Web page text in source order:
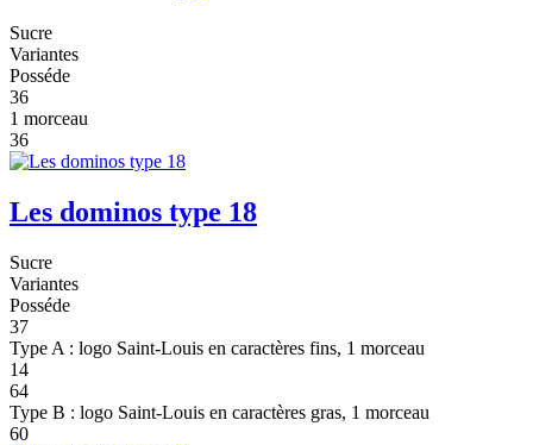
Sucre
Variantes
Posséde
36
1 morceau
36
Les dominos type 18
Sucre
Variantes
Posséde
37
Type A : logo Saint-Louis en caractères fins, 1 morceau
14
64
Type B : logo Saint-Louis en caractères gras, 1 morceau
60